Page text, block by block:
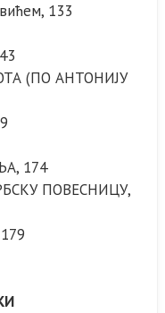
133
(ПО АНТОНИЈУ
174
ПОВЕСНИЦУ,